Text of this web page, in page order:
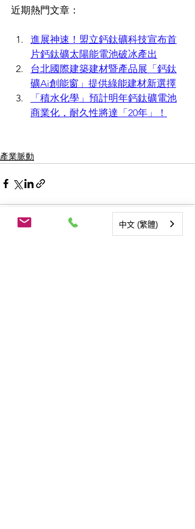
近期熱門文章：
進展神速！盟立鈣鈦礦科技宣布首
片鈣鈦礦太陽能電池破冰產出
台北國際建築建材暨產品展「鈣鈦
礦Ai創能窗」提供綠能建材新選擇
「積水化學」預計明年鈣鈦礦電池
商業化，耐久性將達「20年」！
產業脈動
中文 (繁體)